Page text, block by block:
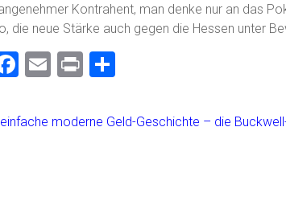
Kontrahent, man denke nur an das
die neue Stärke auch gegen die Hessen unter
F
ce
E
ai
Pr
t
e
moderne Geld-Geschichte – die